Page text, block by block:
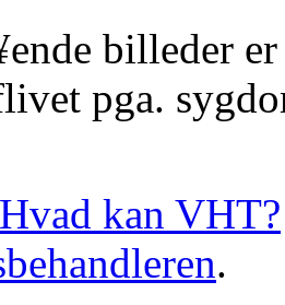
billeder
pga.
Hvad kan VHT?
.